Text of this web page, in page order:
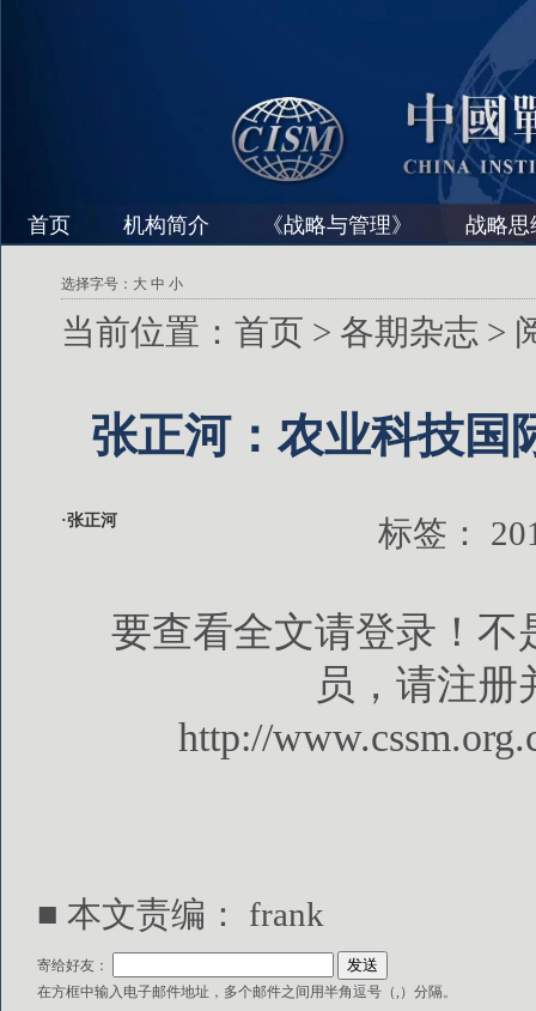
首页 机构简介 《战略与管理》 战略思
选择字号： 大 中 小
当前位置： 首页 > 各期杂志 >
张正河：农业科技国
·张正河 标签：
要查看全文请登录！不
员，请注册
http://
■ 本文责编： frank
寄给好友：
在方框中输入电子邮件地址，多个邮件之间用半角逗号（,）分隔。